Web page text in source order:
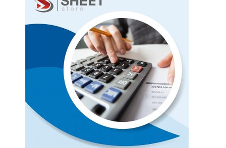
The
options
may
be
chosen
on
the
product
page